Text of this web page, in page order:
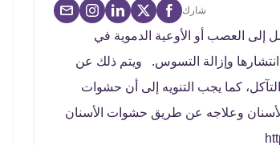
شارك
العصب أو الأوعية الدموية في
انتشارها وإزالة التسوس. ويتم ذلك عن
كما يجب التنويه إلى أن حشوات
وعلاجه عن طريق حشوات الأسنان